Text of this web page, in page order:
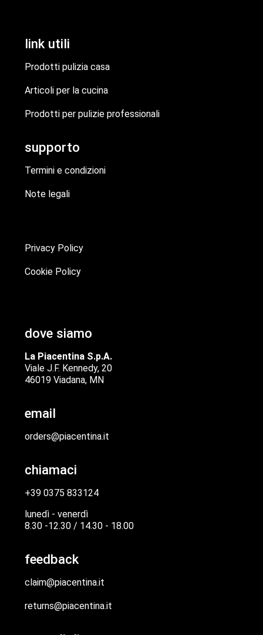
link utili
Prodotti pulizia casa
Articoli per la cucina
Prodotti per pulizie professionali
supporto
Termini e condizioni
Note legali
Privacy Policy
Cookie Policy
dove siamo
La Piacentina S.p.A.
Viale J.F. Kennedy, 20
46019 Viadana, MN
email
orders@piacentina.it
chiamaci
+39 0375 833124
lunedì - venerdì
8.30 -12.30 / 14.30 - 18.00
feedback
claim@piacentina.it
returns@piacentina.it